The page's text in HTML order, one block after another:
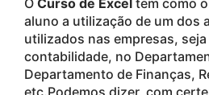
aluno a utilização de um dos
utilizados nas empresas,
contabilidade, no
Departamento de Finanças,
etc.Podemos dizer, com